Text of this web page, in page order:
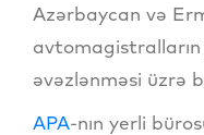
Azərbaycan və
əvəzlənməsi üzrə
APA-nın yerli